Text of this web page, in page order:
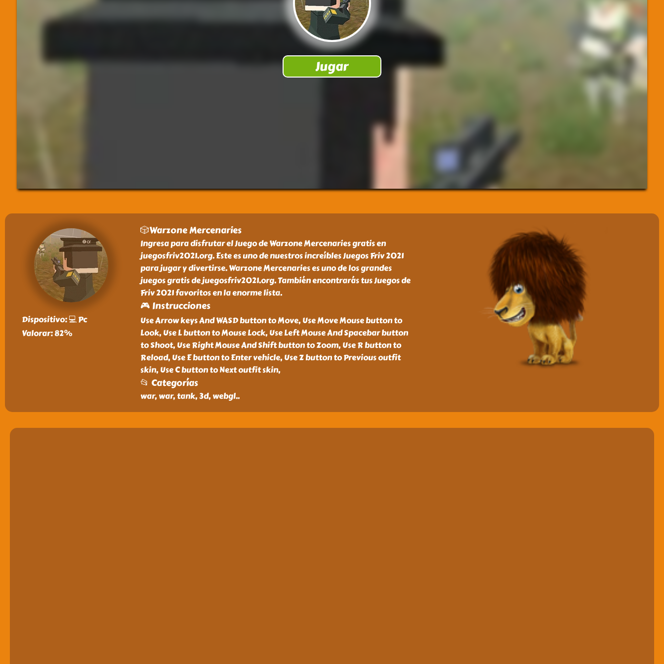
Dispositivo: 💻 Pc
Valorar: 82%
🎲Warzone Mercenaries
Ingresa para disfrutar el Juego de Warzone Mercenaries gratis en
juegosfriv2021.org. Este es uno de nuestros increíbles Juegos Friv 2021
para jugar y divertirse. Warzone Mercenaries es uno de los grandes
juegos gratis de juegosfriv2021.org. También encontrarás tus Juegos de
Friv 2021 favoritos en la enorme lista.
🎮 Instrucciones
Use Arrow keys And WASD button to Move, Use Move Mouse button to
Look, Use L button to Mouse Lock, Use Left Mouse And Spacebar button
to Shoot, Use Right Mouse And Shift button to Zoom, Use R button to
Reload, Use E button to Enter vehicle, Use Z button to Previous outfit
skin, Use C button to Next outfit skin,
📂 Categorías
war, war, tank, 3d, webgl..